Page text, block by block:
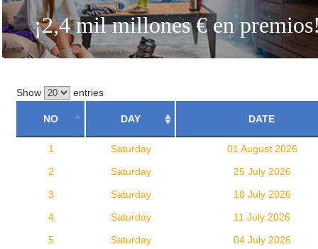
¡2,4 mil millones € en
JUGAR
Show entries
NO DAY DATE
1 Saturday
01 August 2026
2
Saturday
25 July 2026
3
Saturday
18 July 2026
4
Saturday
11 July 2026
5
Saturday
04 July 2026